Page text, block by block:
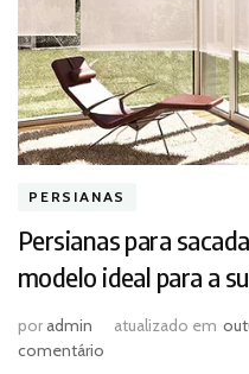
PERSIANAS
Persianas para
modelo ideal para a
poradmin atualizado em
comentário